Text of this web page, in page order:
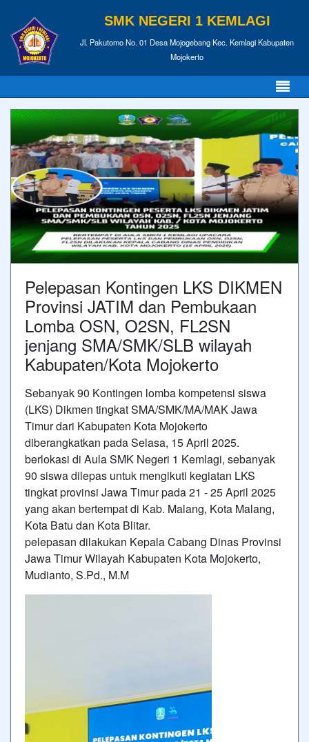
SMK NEGERI 1 KEMLAGI
Jl. Pakutomo No. 01 Desa Mojogebang Kec. Kemlagi Kabupaten
Mojokerto
Pelepasan Kontingen LKS DIKMEN
Provinsi JATIM dan Pembukaan
Lomba OSN, O2SN, FL2SN
jenjang SMA/SMK/SLB wilayah
Kabupaten/Kota Mojokerto
Sebanyak 90 Kontingen lomba kompetensi siswa
(LKS) Dikmen tingkat SMA/SMK/MA/MAK Jawa
Timur dari Kabupaten Kota Mojokerto
diberangkatkan pada Selasa, 15 April 2025.
berlokasi di Aula SMK Negeri 1 Kemlagi, sebanyak
90 siswa dilepas untuk mengikuti kegiatan LKS
tingkat provinsi Jawa Timur pada 21 - 25 April 2025
yang akan bertempat di Kab. Malang, Kota Malang,
Kota Batu dan Kota Blitar.
pelepasan dilakukan Kepala Cabang Dinas Provinsi
Jawa Timur Wilayah Kabupaten Kota Mojokerto,
Mudianto, S.Pd., M.M